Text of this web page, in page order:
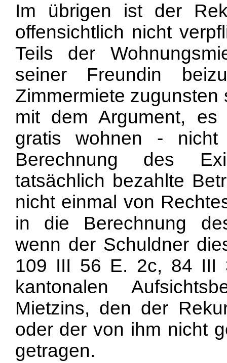
Im übrigen ist der
offensichtlich nicht
Teils der
seiner Freundin
Zimmermiete
mit dem Argument,
gratis wohnen -
Berechnung des
tatsächlich bezahlte
nicht einmal von
in die Berechnung
wenn der Schuldner
109 III 56 E. 2c, 84 III
kantonalen
Mietzins, den der
oder der von ihm nicht
getragen.